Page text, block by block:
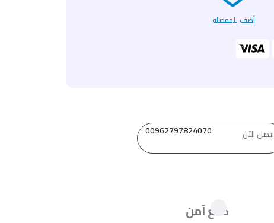
أضف للمفضلة
00962797824070 اتصل الآن
دفع آمن